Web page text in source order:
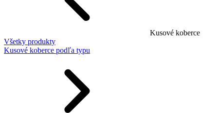
Kusové koberce
Všetky produkty
Kusové koberce podľa typu